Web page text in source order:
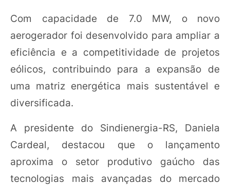
Com capacidade de 7.0 MW, o novo
aerogerador foi desenvolvido para ampliar a
eficiência e a competitividade de projetos
eólicos, contribuindo para a expansão de
uma matriz energética mais sustentável e
diversificada.
A presidente do Sindienergia-RS, Daniela
Cardeal, destacou que o lançamento
aproxima o setor produtivo gaúcho das
tecnologias mais avançadas do mercado